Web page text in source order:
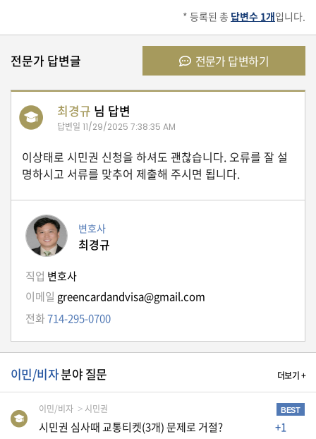
육
행/
정
부
혜
* 등록된 총 답변수 1개입니다.
전문가 답변글 전문가 답변하기
최경규 님 답변
답변일 11/29/2025 7:38:35 AM
이상태로 시민권 신청을 하셔도 괜찮습니다. 오류를 잘 설
명하시고 서류를 맞추어 제출해 주시면 됩니다.
변호사
최경규
직업 변호사
이메일 greencardandvisa@gmail.com
전화714-295-0700
이민/비자분야 질문 더보기 +
이민/비자 시민권 BEST
시민권 심사때 교통티켓(3개) 문제로 거절? +1